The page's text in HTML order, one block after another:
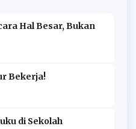
Hal Besar, Bukan
Bekerja!
di Sekolah